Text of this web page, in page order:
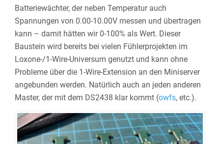
Batteriewächter, der neben Temperatur auch
Spannungen von 0.00-10.00V messen und übertragen
kann – damit hätten wir 0-100% als Wert. Dieser
Baustein wird bereits bei vielen Fühlerprojekten im
Loxone-/1-Wire-Universum genutzt und kann ohne
Probleme über die 1-Wire-Extension an den Miniserver
angebunden werden. Natürlich auch an jeden anderen
Master, der mit dem DS2438 klar kommt (owfs, etc.).